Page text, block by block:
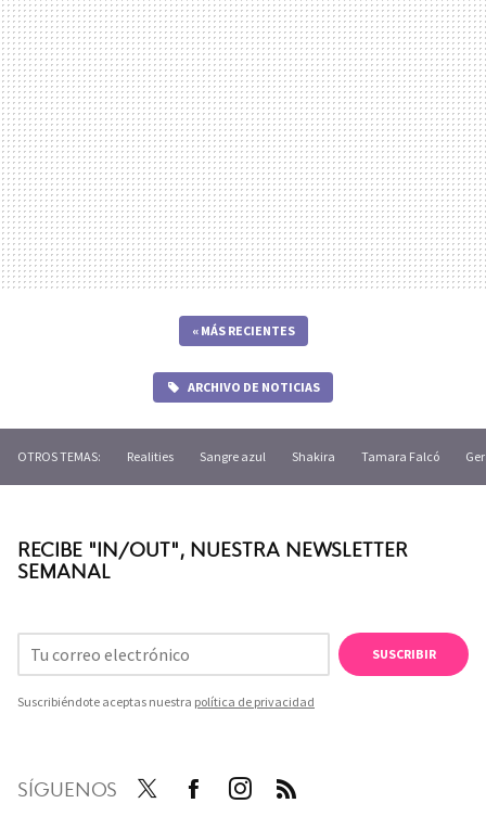
«MÁS RECIENTES
ARCHIVO DE NOTICIAS
OTROS TEMAS: Realities Sangre azul Shakira Tamara Falcó
RECIBE "IN/OUT", NUESTRA NEWSLETTER
SEMANAL
SUSCRIBIR
Suscribiéndote aceptas nuestra política de privacidad
SÍGUENOS